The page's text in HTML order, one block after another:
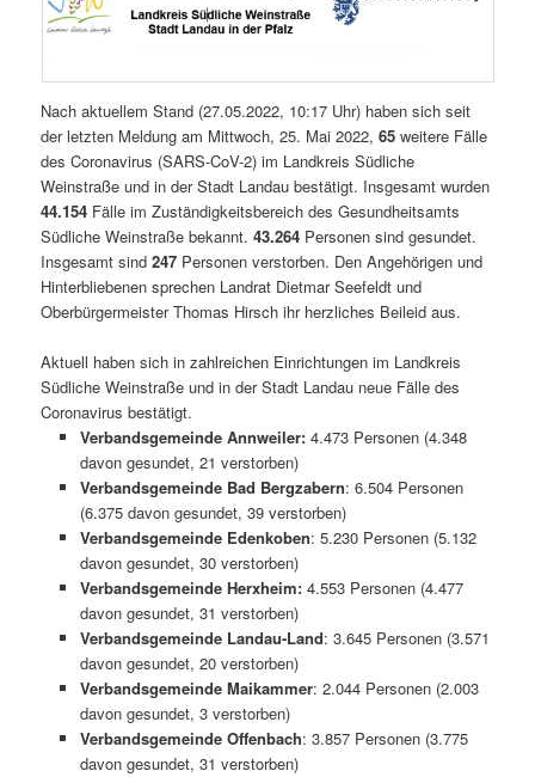
Nach aktuellem Stand (27.05.2022, 10:17 Uhr) haben sich seit
der letzten Meldung am Mittwoch, 25. Mai 2022,65weitere Fälle
des Coronavirus (SARS-CoV-2) im Landkreis Südliche
Weinstraße und in der Stadt Landau bestätigt. Insgesamt wurden
44.154 Fälle im Zuständigkeitsbereich des Gesundheitsamts
Südliche Weinstraße bekannt.43.264 Personen sind gesundet.
Insgesamt sind247 Personen verstorben. Den Angehörigen und
Hinterbliebenen sprechen Landrat Dietmar Seefeldt und
Oberbürgermeister Thomas Hirsch ihr herzliches Beileid aus.
Aktuell haben sich in zahlreichen Einrichtungen im Landkreis
Südliche Weinstraße und in der Stadt Landau neue Fälle des
Coronavirus bestätigt.
Verbandsgemeinde Annweiler:4.473 Personen (4.348
davon gesundet, 21 verstorben)
Verbandsgemeinde Bad Bergzabern: 6.504 Personen
(6.375 davon gesundet, 39 verstorben)
Verbandsgemeinde Edenkoben: 5.230 Personen (5.132
davon gesundet, 30 verstorben)
Verbandsgemeinde Herxheim:4.553 Personen (4.477
davon gesundet, 31 verstorben)
Verbandsgemeinde Landau-Land: 3.645 Personen (3.571
davon gesundet, 20 verstorben)
Verbandsgemeinde Maikammer: 2.044 Personen (2.003
davon gesundet, 3 verstorben)
Verbandsgemeinde Offenbach: 3.857 Personen (3.775
davon gesundet, 31 verstorben)